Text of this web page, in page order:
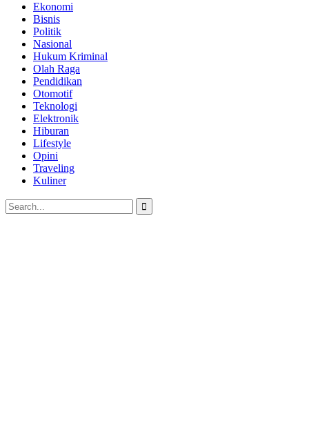
Ekonomi
Bisnis
Politik
Nasional
Hukum Kriminal
Olah Raga
Pendidikan
Otomotif
Teknologi
Elektronik
Hiburan
Lifestyle
Opini
Traveling
Kuliner